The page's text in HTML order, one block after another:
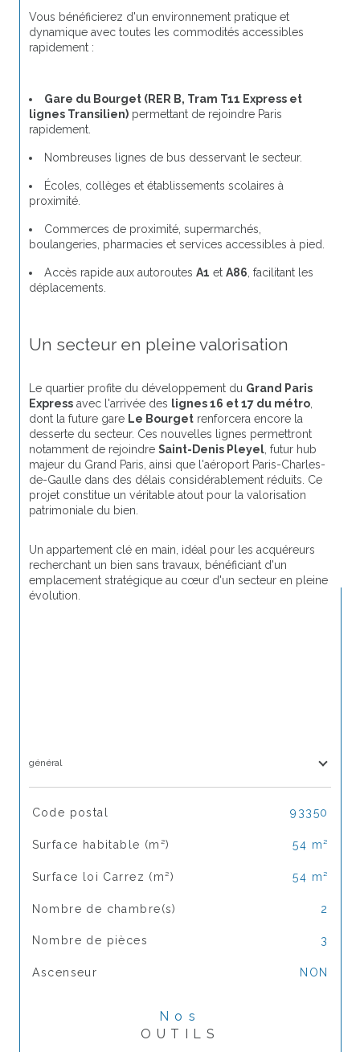
Vous bénéficierez d'un environnement pratique et
dynamique avec toutes les commodités accessibles
rapidement :
Gare du Bourget (RER B, Tram T11 Express et
lignes Transilien) permettant de rejoindre Paris
rapidement.
Nombreuses lignes de bus desservant le secteur.
Écoles, collèges et établissements scolaires à
proximité.
Commerces de proximité, supermarchés,
boulangeries, pharmacies et services accessibles à pied.
Accès rapide aux autoroutes A1 et A86, facilitant les
déplacements.
Un secteur en pleine valorisation
Le quartier profite du développement du Grand Paris
Express avec l'arrivée des lignes 16 et 17 du métro
dont la future gare Le Bourget renforcera encore la
desserte du secteur. Ces nouvelles lignes permettront
notamment de rejoindre Saint-Denis Pleyel , futur hub
majeur du Grand Paris, ainsi que l'aéroport Paris-Charles-
de-Gaulle dans des délais considérablement réduits. Ce
projet constitue un véritable atout pour la valorisation
patrimoniale du bien.
Un appartement clé en main, idéal pour les acquéreurs
recherchant un bien sans travaux, bénéficiant d'un
emplacement stratégique au cœur d'un secteur en pleine
évolution.
général
TRAD_SIROCCO_Caracteristique
Code postal 93350
Surface habitable (m²) 54 m²
Surface loi Carrez (m²) 54 m²
Nombre de chambre(s) 2
Nombre de pièces 3
Ascenseur NON
Nos
OUTILS